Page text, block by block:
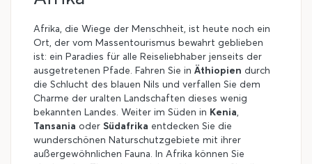
Afrika, die Wiege der Menschheit, ist heute noch ein
Ort, der vom Massentourismus bewahrt geblieben
ist: ein Paradies für alle Reiseliebhaber jenseits der
ausgetretenen Pfade. Fahren Sie in Äthiopien durch
die Schlucht des blauen Nils und verfallen Sie dem
Charme der uralten Landschaften dieses wenig
bekannten Landes. Weiter im Süden in Kenia,
Tansania oder Südafrika entdecken Sie die
wunderschönen Naturschutzgebiete mit ihrer
außergewöhnlichen Fauna. In Afrika können Sie